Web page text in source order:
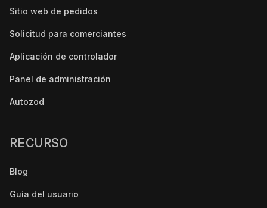
Sitio web de pedidos
Solicitud para comerciantes
Aplicación de controlador
Panel de administración
Autozod
RECURSO
Blog
Guía del usuario